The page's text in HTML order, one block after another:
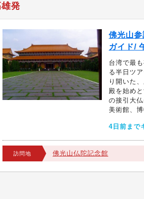
発
佛光山
ガイド/
台湾で最
る半日ツ
り開いた
殿を始め
の接引大
美術館、
4日前まで
訪問地 佛光山仏陀記念館